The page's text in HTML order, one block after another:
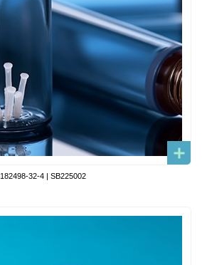
182498-32-4 | SB225002